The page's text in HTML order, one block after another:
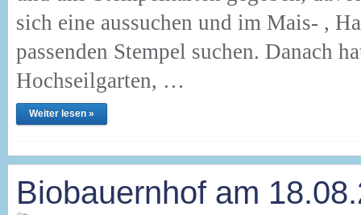
sich eine aussuchen und im Mais- ,
passenden Stempel suchen. Danach
Hochseilgarten, …
Weiter lesen »
Biobauernhof am